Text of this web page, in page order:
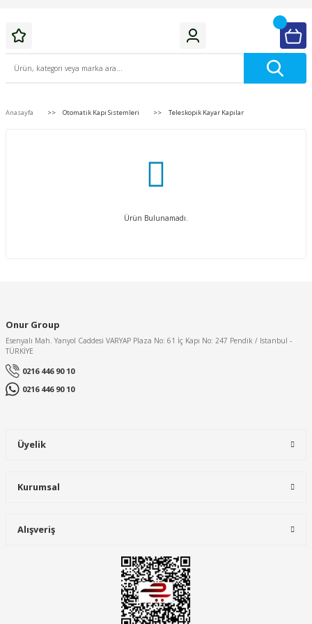
Anasayfa Otomatik Kapı Sistemleri Teleskopik Kayar Kapılar
Ürün Bulunamadı.
Onur Group
Esenyalı Mah. Yanyol Caddesi VARYAP Plaza No: 61 İç Kapı No: 247 Pendik / Istanbul -
TÜRKİYE
0216 446 90 10
0216 446 90 10
Üyelik
Kurumsal
Alışveriş